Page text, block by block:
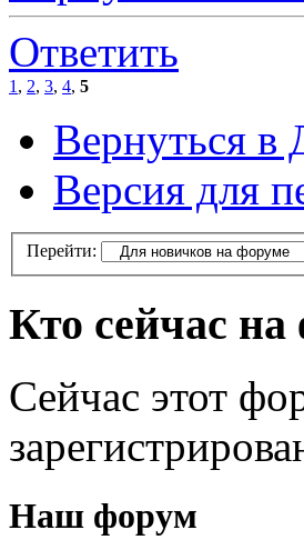
Ответить
1 , 2, 3, 4, 5
Вернуться в
Версия для
Перейти:
Кто сейчас на
Сейчас этот
Наш форум